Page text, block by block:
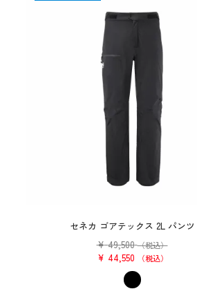
セネカ ゴアテックス 2L パンツ
¥ 49,500 （税込）
¥ 44,550 税込